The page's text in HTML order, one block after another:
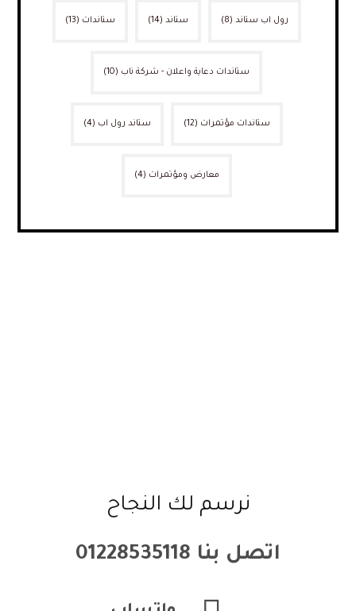
رول اب ستاند (8) ستاند (14) ستاندات (13)
ستاندات دعاية واعلان - شركة ناب (10)
ستاندات مؤتمرات (12) ستاند رول اب (4)
معارض ومؤتمرات (4)
نرسم لك النجاح
اتصل بنا 01228535118